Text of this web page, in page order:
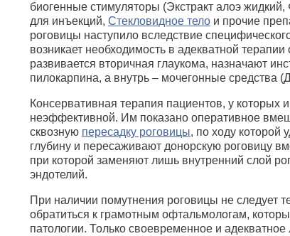
биогенные стимуляторы (Экстракт алоэ
для инъекций, Стекловидное тело и прочие
роговицы наступило вследствие
возникает необходимость в адекватной
развивается вторичная глаукома, назначают
пилокарпина, а внутрь – мочегонные средства
Консервативная терапия пациентов, у которых
неэффективной. Им показано оперативное
сквозную пересадку роговицы, по ходу которой
глубину и пересаживают донорскую роговицу
при которой заменяют лишь внутренний слой
эндотелий.
При наличии помутнения роговицы не следует
обратиться к грамотным офтальмологам,
патологии. Только своевременное и